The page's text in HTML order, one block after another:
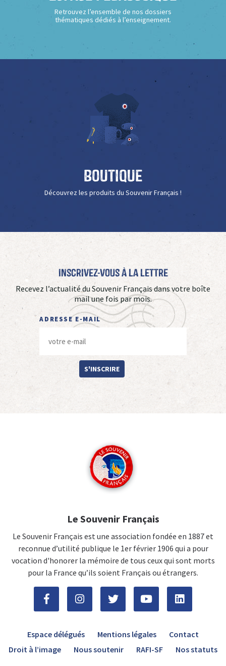
Retrouvez l’ensemble de nos dossiers
thématiques dédiés à l’enseignement.
Boutique
Découvrez les produits du Souvenir Français !
Inscrivez-vous à La Lettre
Recevez l’actualité du Souvenir Français dans votre boîte
mail une fois par mois.
ADRESSE E-MAIL
S'INSCRIRE
Le Souvenir Français
Le Souvenir Français est une association fondée en 1887 et
reconnue d’utilité publique le 1er février 1906 qui a pour
vocation d'honorer la mémoire de tous ceux qui sont morts
pour la France qu’ils soient Français ou étrangers.
Espace délégués Mentions légales
Contact
Droit à l’image
Nous soutenir RAFI-SF Nos statuts